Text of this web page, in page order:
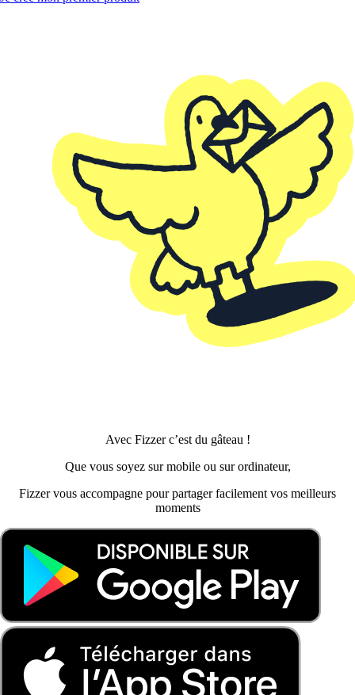
Avec Fizzer c’est du gâteau !
Que vous soyez sur mobile ou sur ordinateur,
Fizzer vous accompagne pour partager facilement vos meilleurs
moments